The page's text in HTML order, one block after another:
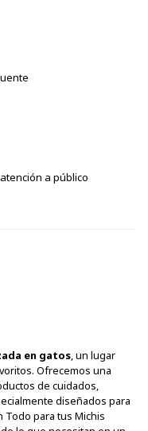
a público
en gatos, un lugar
Ofrecemos una
de cuidados,
diseñados para
Todo para tus Michis